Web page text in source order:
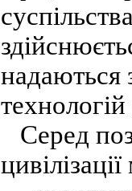
надаються
технологій
Серед